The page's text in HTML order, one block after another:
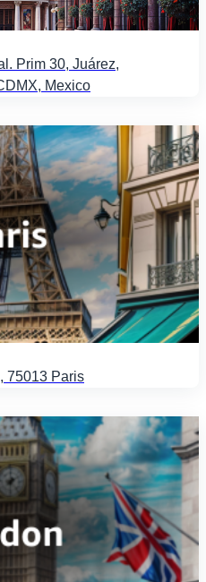
Prim 30, Juárez,
Mexico
75013 Paris